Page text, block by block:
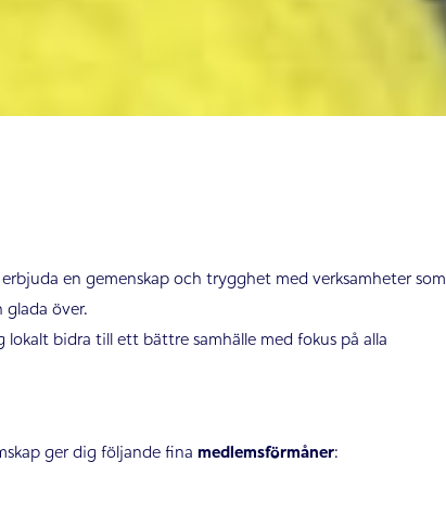
en gemenskap och trygghet med verksamheter som
glada över.
bidra till ett bättre samhälle med fokus på alla
ger dig följande fina medlemsförmåner: